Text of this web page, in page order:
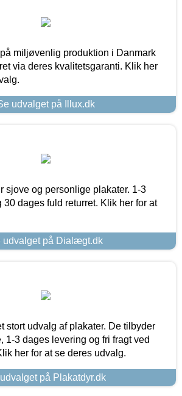
på miljøvenlig produktion i Danmark
via deres kvalitetsgaranti. Klik her
udvalget på Illux.dk
og personlige plakater. 1-3
dages fuld returret. Klik her for at
udvalget på Dialægt.dk
stort udvalg af plakater. De tilbyder
1-3 dages levering og fri fragt ved
her for at se deres udvalg.
på Plakatdyr.dk